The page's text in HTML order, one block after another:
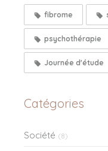
fibrome
psychothérapie
Journée d'étude
Catégories
Société (8)